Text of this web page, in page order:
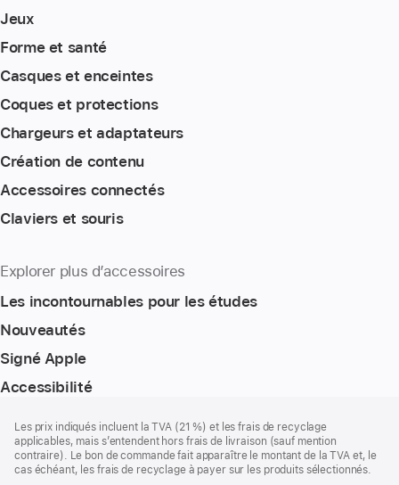
Jeux
Forme et santé
Casques et enceintes
Coques et protections
Chargeurs et adaptateurs
Création de contenu
Accessoires connectés
Claviers et souris
Explorer plus d’accessoires
Les incontournables pour les études
Nouveautés
Signé Apple
Accessibilité
de
page
de
bas
de
Les prix indiqués incluent la TVA (21 %) et les frais de recyclage
applicables, mais s’entendent hors frais de livraison (sauf mention
contraire). Le bon de commande fait apparaître le montant de la TVA et, le
cas échéant, les frais de recyclage à payer sur les produits sélectionnés.